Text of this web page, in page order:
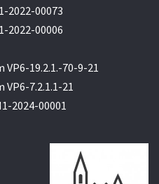
2022-00073
2022-00006
19.2.1.-70-9-21
7.2.1.1-21
2024-00001